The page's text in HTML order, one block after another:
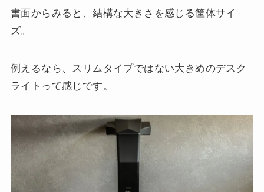
書面からみると、結構な大きさを感じる筐体サイ
ズ。
例えるなら、スリムタイプではない大きめのデスク
ライトって感じです。